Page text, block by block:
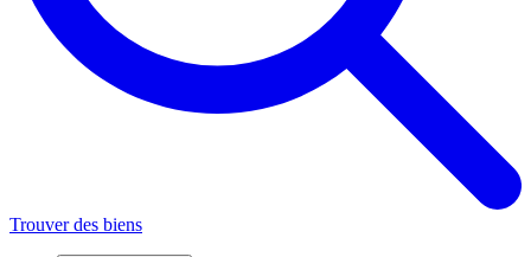
Trouver des biens